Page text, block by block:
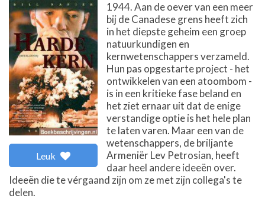
Leuk
1944. Aan de oever van een meer
bij de Canadese grens heeft zich
in het diepste geheim een groep
natuurkundigen en
kernwetenschappers verzameld.
Hun pas opgestarte project - het
ontwikkelen van een atoombom -
is in een kritieke fase beland en
het ziet ernaar uit dat de enige
verstandige optie is het hele plan
te laten varen. Maar een van de
wetenschappers, de briljante
Armeniër Lev Petrosian, heeft
daar heel andere ideeën over.
Ideeën die te vérgaand zijn om ze met zijn collega's te
delen.